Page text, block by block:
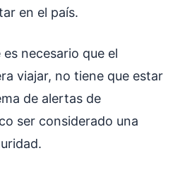
en el país.
necesario que el
viajar, no tiene que estar
de alertas de
ser considerado una